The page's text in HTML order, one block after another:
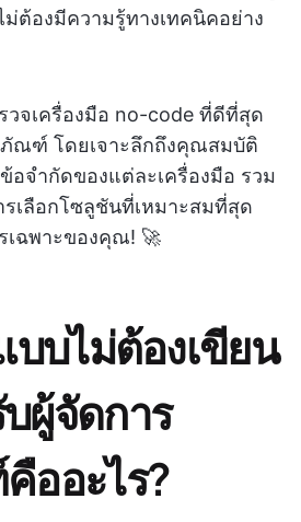
ม่ต้องมีความรู้ทางเทคนิคอย่าง
วจเครื่องมือ no-code ที่ดีที่สุด
ณฑ์ โดยเจาะลึกถึงคุณสมบัติ
อจำกัดของแต่ละเครื่องมือ รวม
เลือกโซลูชันที่เหมาะสมที่สุด
เฉพาะของคุณ! 🚀
บบไม่ต้องเขียน
ผู้จัดการ
ออะไร?